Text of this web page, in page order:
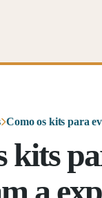
Como os kits para
kits